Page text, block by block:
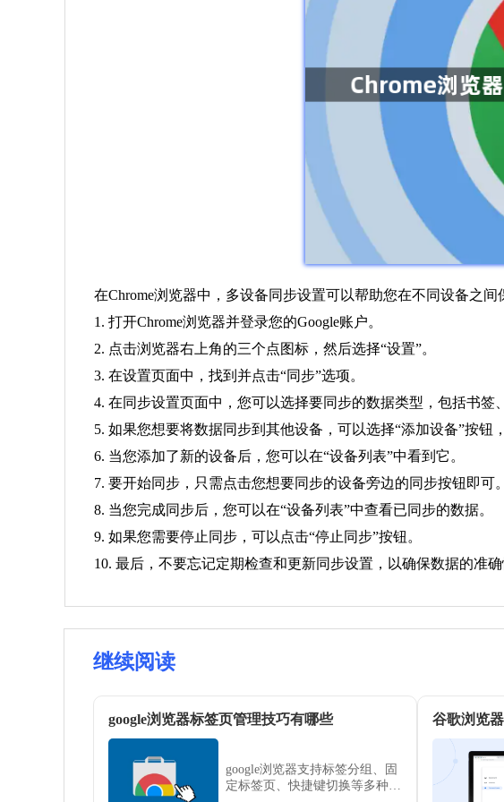
在Chrome浏览器中，多设备同步设置可以帮助您在不同设备之
1. 打开Chrome浏览器并登录您的Google账户。
2. 点击浏览器右上角的三个点图标，然后选择“设置”。
3. 在设置页面中，找到并点击“同步”选项。
4. 在同步设置页面中，您可以选择要同步的数据类型，包括书签
5. 如果您想要将数据同步到其他设备，可以选择“添加设备”按钮
6. 当您添加了新的设备后，您可以在“设备列表”中看到它。
7. 要开始同步，只需点击您想要同步的设备旁边的同步按钮即可。
8. 当您完成同步后，您可以在“设备列表”中查看已同步的数据。
9. 如果您需要停止同步，可以点击“停止同步”按钮。
10. 最后，不要忘记定期检查和更新同步设置，以确保数据的准确
继续阅读
google浏览器标签页管理技巧有哪些
google浏览器支持标签分组、固
定标签页、快捷键切换等多种标
谷歌浏览